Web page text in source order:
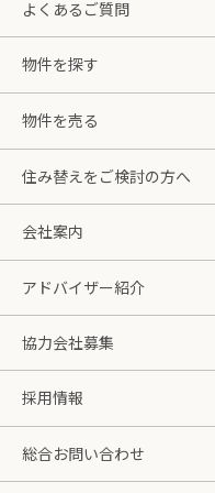
よくあるご質問
物件を探す
物件を売る
住み替えをご検討の方へ
会社案内
アドバイザー紹介
協力会社募集
採用情報
総合お問い合わせ